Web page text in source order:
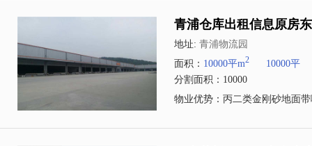
青浦仓库出租信息原房
地址: 青浦物流园
面积： 10000平m2 10000平
分割面积：10000
物业优势：丙二类金刚砂地面